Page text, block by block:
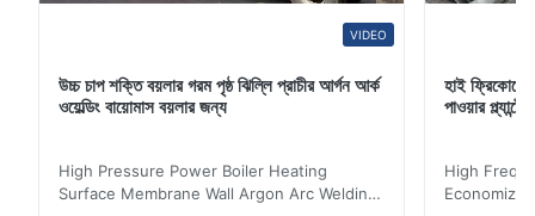
VIDEO
উচ্চ চাপ শক্তি বয়লার গরম পৃষ্ঠ ঝিল্লি প্রাচীর আর্গন আর্ক
ওয়েল্ডিং বায়োমাস বয়লার জন্য
High Pressure Power Boiler Heating
Surface Membrane Wall Argon Arc Welding
হাই
পাওয়ার
High